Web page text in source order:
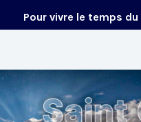
Pour vivre le temps du